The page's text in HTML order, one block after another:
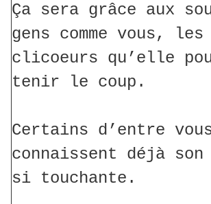
Ça sera grâce aux
gens comme vous, les
clicoeurs qu’elle
tenir le coup.
Certains d’entre
connaissent déjà
si touchante.